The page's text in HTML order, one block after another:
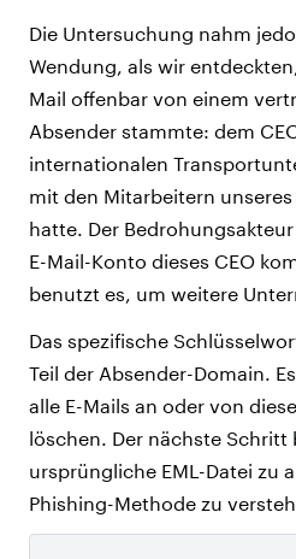
Die Untersuchung nahm
Wendung, als wir
Mail offenbar von einem
Absender stammte: dem
internationalen
mit den Mitarbeitern
hatte. Der
E-Mail-Konto dieses CEO
benutzt es, um weitere
Das spezifische
Teil der Absender-Domain.
alle E-Mails an oder von
löschen. Der nächste Schritt
ursprüngliche EML-Datei zu
Phishing-Methode zu